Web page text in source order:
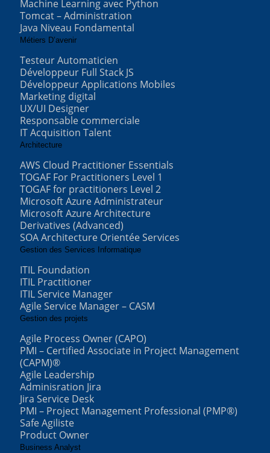
Machine Learning avec Python
Tomcat – Administration
Java Niveau Fondamental
Métiers D’avenir
Testeur Automaticien
Développeur Full Stack JS
Développeur Applications Mobiles
Marketing digital
UX/UI Designer
Responsable commerciale
IT Acquisition Talent
Architecture
AWS Cloud Practitioner Essentials
TOGAF For Practitioners Level 1
TOGAF for practitioners Level 2
Microsoft Azure Administrateur
Microsoft Azure Architecture
Derivatives (Advanced)
SOA Architecture Orientée Services
Gestion des Services Informatique
ITIL Foundation
ITIL Practitioner
ITIL Service Manager
Agile Service Manager – CASM
Gestion des projets
Agile Process Owner (CAPO)
PMI – Certified Associate in Project Management
(CAPM)®
Agile Leadership
Adminisration Jira
Jira Service Desk
PMI – Project Management Professional (PMP®)
Safe Agiliste
Product Owner
Business Analyst